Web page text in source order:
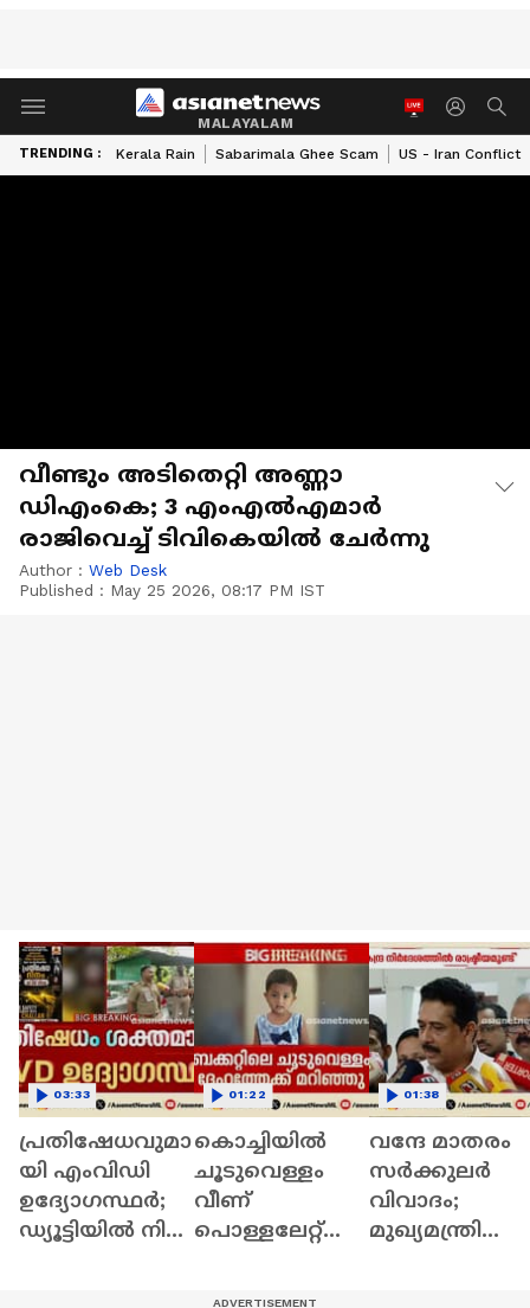
MALAYALAM
TRENDING : Kerala Rain Sabarimala Ghee Scam US - Iran Conflict
വീണ്ടും അടിതെറ്റി അണ്ണാ
ഡിഎംകെ; 3 എംഎല്‍എമാര്‍
രാജിവെച്ച് ടിവികെയില്‍ ചേര്‍ന്നു
Author : Web Desk
Published : May 25 2026, 08:17 PM IST
പ്രതിഷേധവുമാ
യി എംവിഡി
ഉദ്യോ​ഗസ്ഥർ;
ഡ്യൂട്ടിയിൽ നിന്ന്
03:33
കൊച്ചിയിൽ
ചൂടുവെള്ളം
വീണ്
പൊള്ളലേറ്റ്
01:22
വന്ദേ മാതരം
സർക്കുലർ
വിവാദം;
മുഖ്യമന്ത്രി
01:38